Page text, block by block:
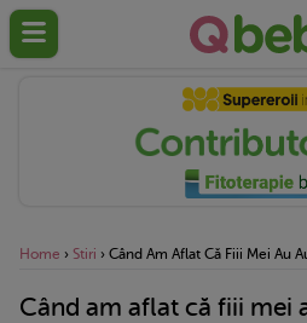
Home › Stiri › Când Am Aflat Că Fiii Mei Au
Când am aflat că fiii mei